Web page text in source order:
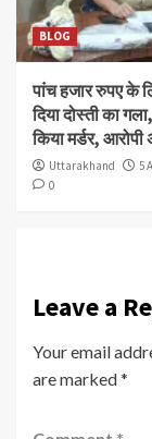
BLOG
पांच हजार रुपए के
दिया दोस्ती का
किया मर्डर,
Uttarakhand
5
0
Leave a
Your email
are marked*